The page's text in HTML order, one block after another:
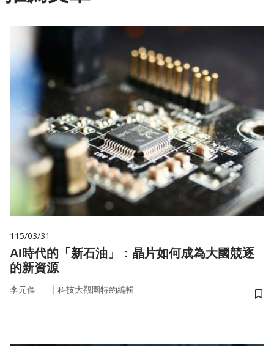
115/03/31
AI時代的「新石油」：晶片如何成為大國競逐
的新資源
李元傑 ｜ 科技大觀園特約編輯
儲